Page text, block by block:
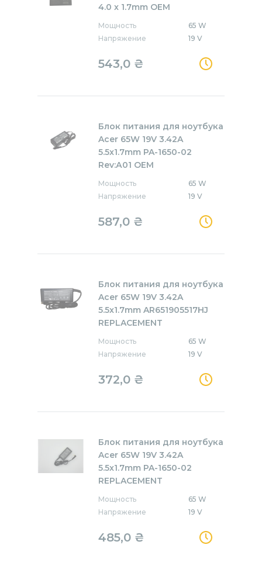
4.0 x 1.7mm OEM
Мощность
65 W
Напряжение
19 V
543,0 ₴
Блок питания для ноутбука
Acer 65W 19V 3.42A
5.5x1.7mm PA-1650-02
Rev:А01 OEM
Мощность
65 W
Напряжение
19 V
587,0 ₴
Блок питания для ноутбука
Acer 65W 19V 3.42A
5.5x1.7mm AR651905517HJ
REPLACEMENT
Мощность
65 W
Напряжение
19 V
372,0 ₴
Блок питания для ноутбука
Acer 65W 19V 3.42A
5.5x1.7mm PA-1650-02
REPLACEMENT
Мощность
65 W
Напряжение
19 V
485,0 ₴